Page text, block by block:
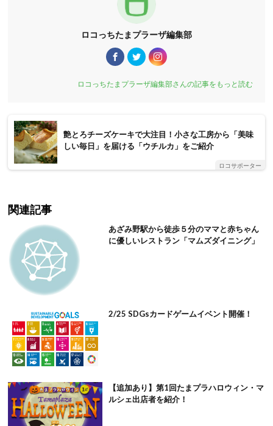
ロコっちたまプラーザ編集部
ロコっちたまプラーザ編集部さんの記事をもっと読む
艶とろチーズケーキで大注目！小さな工房から「美味
しい毎日」を届ける「ウチルカ」をご紹介
ロコサポーター
関連記事
あざみ野駅から徒歩５分のママと赤ちゃん
に優しいレストラン「マムズダイニング」
2/25 SDGsカードゲームイベント開催！
【追加あり】第1回たまプラハロウィン・マ
ルシェ出店者を紹介！